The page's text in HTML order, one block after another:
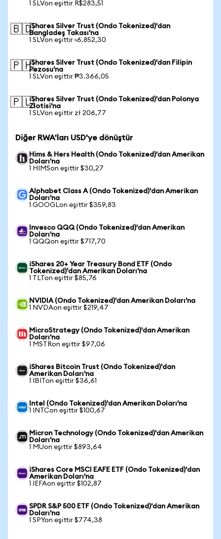
1 SLVon eşittir R$283,51
🇧🇩iShares Silver Trust (Ondo Tokenized)'dan
Bangladeş Takası'na
1 SLVon eşittir ৳6.852,30
🇵🇭iShares Silver Trust (Ondo Tokenized)'dan Filipin
Pezosu'na
1 SLVon eşittir ₱3.366,05
🇵🇱iShares Silver Trust (Ondo Tokenized)'dan Polonya
Zlotisi'na
1 SLVon eşittir zł 206,77
Diğer RWA'ları USD'ye dönüştür
Hims & Hers Health (Ondo Tokenized)'dan Amerikan
Doları'na
1 HIMSon eşittir $30,27
Alphabet Class A (Ondo Tokenized)'dan Amerikan
Doları'na
1 GOOGLon eşittir $359,83
Invesco QQQ (Ondo Tokenized)'dan Amerikan
Doları'na
1 QQQon eşittir $717,70
iShares 20+ Year Treasury Bond ETF (Ondo
Tokenized)'dan Amerikan Doları'na
1 TLTon eşittir $85,76
NVIDIA (Ondo Tokenized)'dan Amerikan Doları'na
1 NVDAon eşittir $219,47
MicroStrategy (Ondo Tokenized)'dan Amerikan
Doları'na
1 MSTRon eşittir $97,06
iShares Bitcoin Trust (Ondo Tokenized)'dan
Amerikan Doları'na
1 IBITon eşittir $36,61
Intel (Ondo Tokenized)'dan Amerikan Doları'na
1 INTCon eşittir $100,67
Micron Technology (Ondo Tokenized)'dan Amerikan
Doları'na
1 MUon eşittir $893,64
iShares Core MSCI EAFE ETF (Ondo Tokenized)'dan
Amerikan Doları'na
1 IEFAon eşittir $102,87
SPDR S&P 500 ETF (Ondo Tokenized)'dan Amerikan
Doları'na
1 SPYon eşittir $774,38